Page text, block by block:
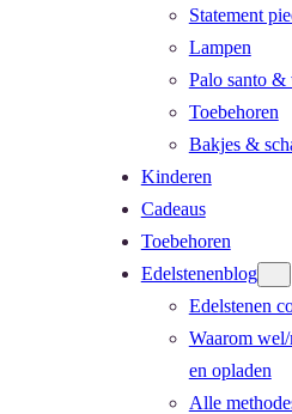
Statement
Lampen
Palo santo
Toebehoren
Bakjes &
Kinderen
Cadeaus
Toebehoren
Edelstenenblog
Edelstenen
Waarom
en opladen
Alle